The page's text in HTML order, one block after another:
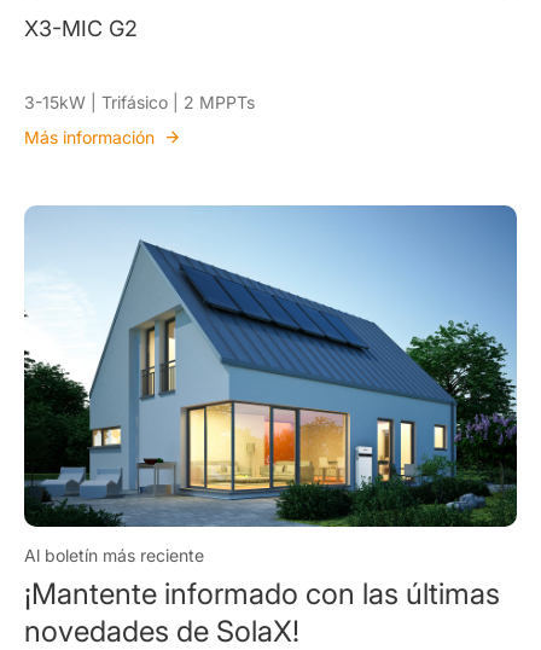
X3-MIC G2
3-15kW | Trifásico | 2 MPPTs
Más información
Al boletín más reciente
¡Mantente informado con las últimas
novedades de SolaX!